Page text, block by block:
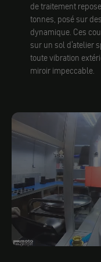
de traitement
tonnes, posé sur
dynamique. Ces
sur un sol d'atelier
toute vibration
miroir impeccable.